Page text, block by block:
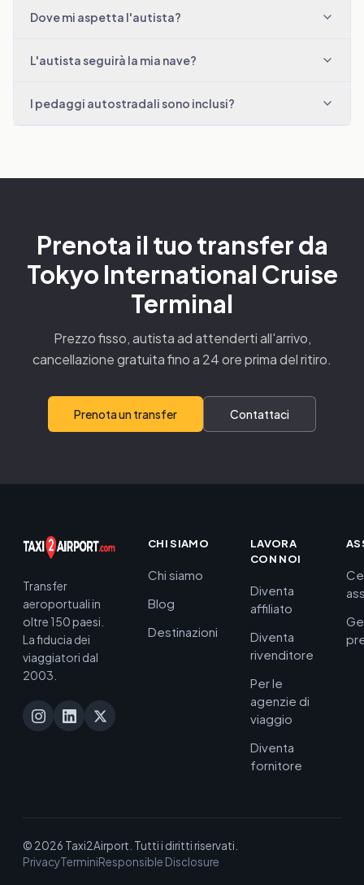
Dove mi aspetta l'autista?
L'autista seguirà la mia nave?
I pedaggi autostradali sono inclusi?
Prenota il tuo transfer da
Tokyo International Cruise
Terminal
Prezzo fisso, autista ad attenderti all'arrivo,
cancellazione gratuita fino a 24 ore prima del ritiro.
Prenota un transfer Contattaci
Transfer
aeroportuali in
oltre 150 paesi.
La fiducia dei
viaggiatori dal
2003.
CHI SIAMO
Chi siamo
Blog
Destinazioni
LAVORA
CON NOI
Diventa
affiliato
Diventa
rivenditore
Per le
agenzie di
viaggio
Diventa
fornitore
© 2026 Taxi2Airport. Tutti i diritti riservati.
PrivacyTerminiResponsible Disclosure